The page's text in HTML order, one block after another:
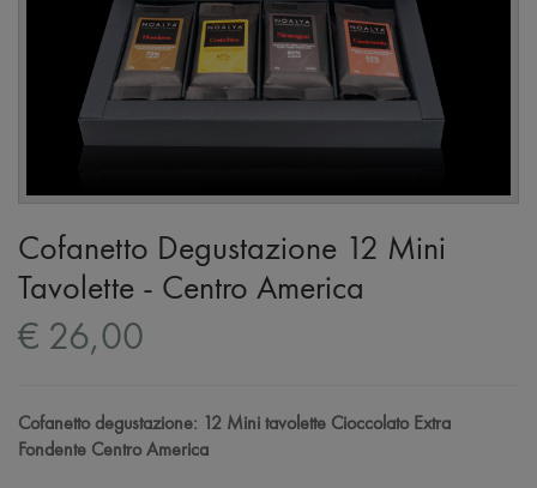
Cofanetto Degustazione 12 Mini
Tavolette - Centro America
€ 26,00
Cofanetto degustazione: 12 Mini tavolette Cioccolato Extra
Fondente Centro America